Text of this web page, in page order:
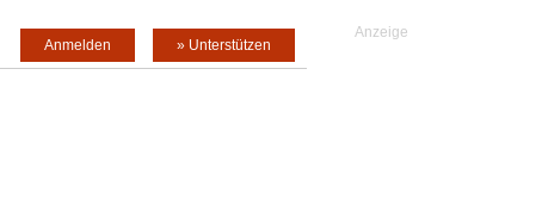
» Unterstützen
Anmelden